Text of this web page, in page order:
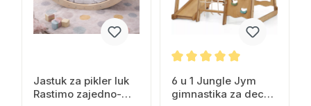
Jastuk za pikler luk
Rastimo zajedno-
6 u 1 Jungle Jym
gimnastika za decu